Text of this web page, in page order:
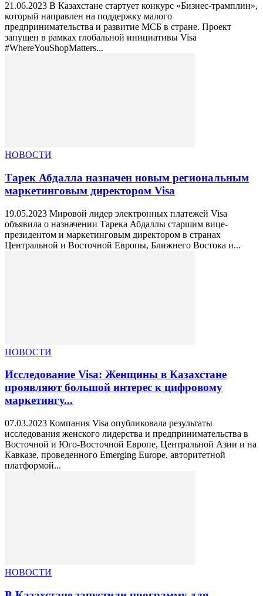
21.06.2023 В Казахстане стартует конкурс «Бизнес-трамплин»,
который направлен на поддержку малого
предпринимательства и развитие МСБ в стране. Проект
запущен в рамках глобальной инициативы Visa
#WhereYouShopMatters...
НОВОСТИ
Тарек Абдалла назначен новым региональным
маркетинговым директором Visа
19.05.2023 Мировой лидер электронных платежей Visa
объявила о назначении Тарека Абдаллы старшим вице-
президентом и маркетинговым директором в странах
Центральной и Восточной Европы, Ближнего Востока и...
НОВОСТИ
Исследование Visa: Женщины в Казахстане
проявляют большой интерес к цифровому
маркетингу...
07.03.2023 Компания Visa опубликовала результаты
исследования женского лидерства и предпринимательства в
Восточной и Юго-Восточной Европе, Центральной Азии и на
Кавказе, проведенного Emerging Europe, авторитетной
платформой...
НОВОСТИ